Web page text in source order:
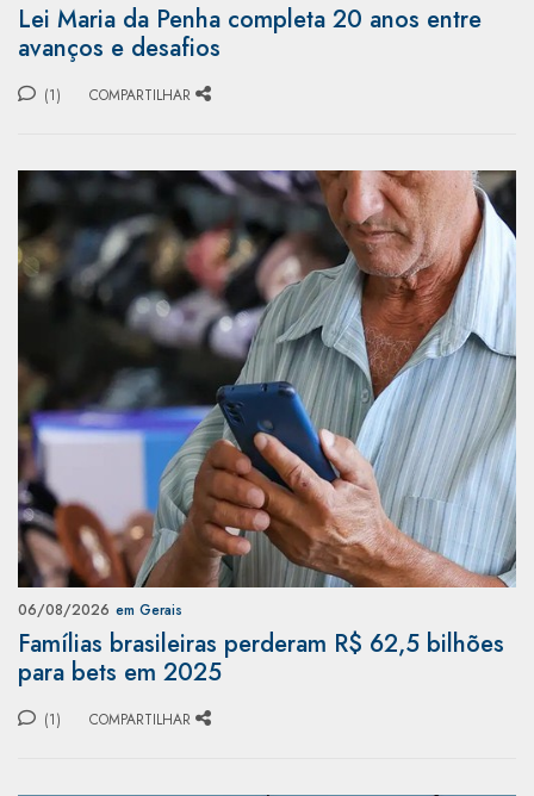
Lei Maria da Penha completa 20 anos entre
avanços e desafios
(1) COMPARTILHAR
06/08/2026 em Gerais
Famílias brasileiras perderam R$ 62,5 bilhões
para bets em 2025
(1) COMPARTILHAR